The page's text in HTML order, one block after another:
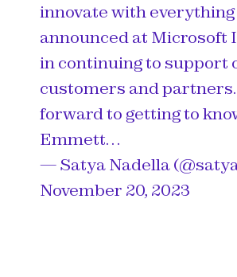
innovate with everything
announced at Microsoft
in continuing to support
customers and partners.
forward to getting to
Emmett…
— Satya Nadella
November 20, 2023